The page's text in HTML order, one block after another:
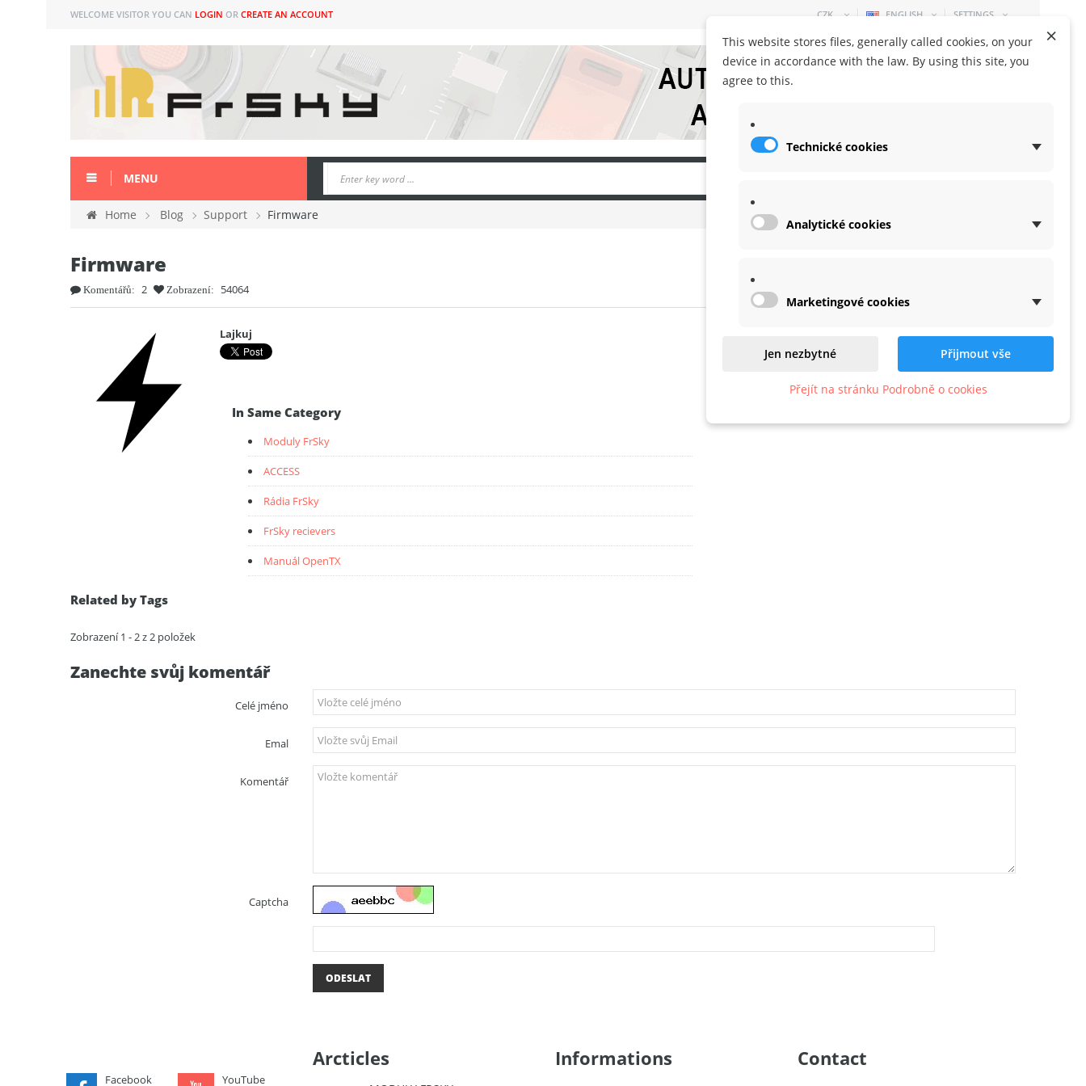
WELCOME VISITOR YOU CAN LOGIN OR CREATE AN ACCOUNT SETTINGS
ENGLISH
CZK
MENU
Home Blog Support Firmware
Firmware
Komentářů: 2 Zobrazení: 54064
Lajkuj
In Same Category
Moduly FrSky
ACCESS
Rádia FrSky
FrSky recievers
Manuál OpenTX
Related by Tags
Zobrazení 1 - 2 z 2 položek
Zanechte svůj komentář
Celé jméno
Emal
Komentář
Captcha
ODESLAT
Facebook YouTube
Arcticles Informations Contact
×
This website stores files, generally called cookies, on your
device in accordance with the law. By using this site, you
agree to this.
Technické cookies
Analytické cookies
Marketingové cookies
Jen nezbytné Přijmout vše
Přejít na stránku Podrobně o cookies